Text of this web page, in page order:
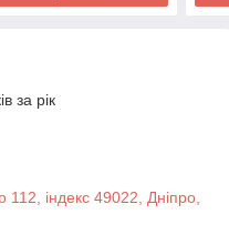
за рік
індекс 49022, Дніпро,